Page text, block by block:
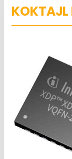
KOKTAJL